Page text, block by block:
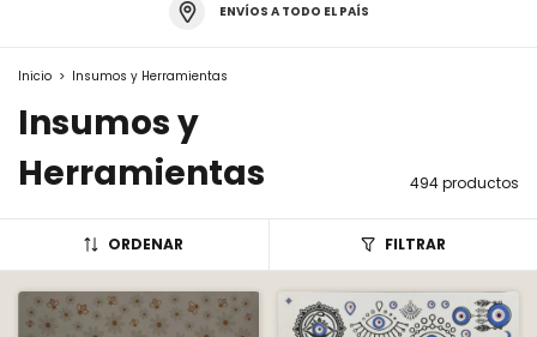
ENVÍOS A TODO EL PAÍS
Inicio > Insumos y Herramientas
Insumos y
Herramientas
494 productos
ORDENAR FILTRAR